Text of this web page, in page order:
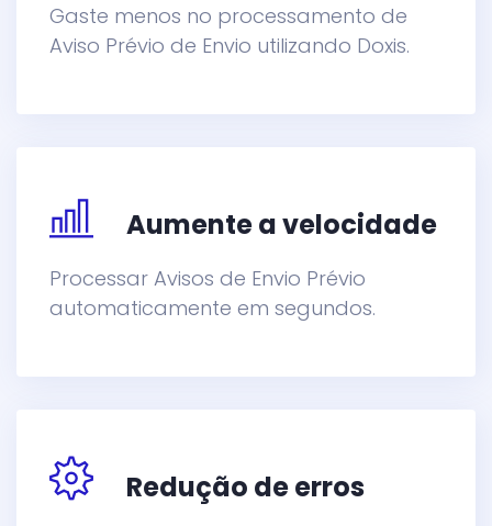
Gaste menos no processamento de
Aviso Prévio de Envio utilizando Doxis.
Aumente a velocidade
Processar Avisos de Envio Prévio
automaticamente em segundos.
Redução de erros